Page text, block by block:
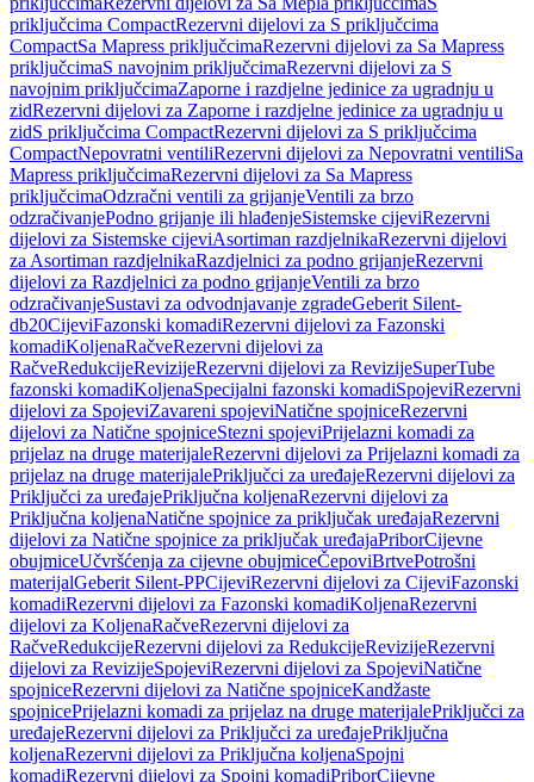
priključcima CompactRezervni dijelovi za S priključcima
CompactSa Mapress priključcimaRezervni dijelovi za Sa Mapress
priključcimaS navojnim priključcimaRezervni dijelovi za S
navojnim priključcimaZaporne i razdjelne jedinice za ugradnju u
zidRezervni dijelovi za Zaporne i razdjelne jedinice za ugradnju u
zidS priključcima CompactRezervni dijelovi za S priključcima
CompactNepovratni ventiliRezervni dijelovi za Nepovratni ventiliSa
Mapress priključcimaRezervni dijelovi za Sa Mapress
priključcimaOdzračni ventili za grijanjeVentili za brzo
odzračivanjePodno grijanje ili hlađenjeSistemske cijeviRezervni
dijelovi za Sistemske cijeviAsortiman razdjelnikaRezervni dijelovi
za Asortiman razdjelnikaRazdjelnici za podno grijanjeRezervni
dijelovi za Razdjelnici za podno grijanjeVentili za brzo
odzračivanjeSustavi za odvodnjavanje zgradeGeberit Silent-
db20CijeviFazonski komadiRezervni dijelovi za Fazonski
komadiKoljenaRačveRezervni dijelovi za
RačveRedukcijeRevizijeRezervni dijelovi za RevizijeSuperTube
fazonski komadiKoljenaSpecijalni fazonski komadiSpojeviRezervni
dijelovi za SpojeviZavareni spojeviNatične spojniceRezervni
dijelovi za Natične spojniceStezni spojeviPrijelazni komadi za
prijelaz na druge materijaleRezervni dijelovi za Prijelazni komadi za
prijelaz na druge materijalePriključci za uređajeRezervni dijelovi za
Priključci za uređajePriključna koljenaRezervni dijelovi za
Priključna koljenaNatične spojnice za priključak uređajaRezervni
dijelovi za Natične spojnice za priključak uređajaPriborCijevne
obujmiceUčvršćenja za cijevne obujmiceČepoviBrtvePotrošni
materijalGeberit Silent-PPCijeviRezervni dijelovi za CijeviFazonski
komadiRezervni dijelovi za Fazonski komadiKoljenaRezervni
dijelovi za KoljenaRačveRezervni dijelovi za
RačveRedukcijeRezervni dijelovi za RedukcijeRevizijeRezervni
dijelovi za RevizijeSpojeviRezervni dijelovi za SpojeviNatične
spojniceRezervni dijelovi za Natične spojniceKandžaste
spojnicePrijelazni komadi za prijelaz na druge materijalePriključci za
uređajeRezervni dijelovi za Priključci za uređajePriključna
koljenaRezervni dijelovi za Priključna koljenaSpojni
komadiRezervni dijelovi za Spojni komadiPriborCijevne